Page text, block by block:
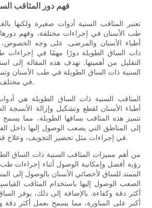
فهم دور المثاقب
تعتبر المثاقب السنية أدوات صغيرة ولكنها
طب الأسنان في إجراءات مختلفة، وفهم
أطباء الأسنان والمرضى. على وجه الخصوص،
ذات الساق الطويلة دورًا مهمًا في إجراءات
التقليل من أهميتها. تهدف هذه المقالة إلى
السنية ذات الساق الطويلة في طب الأسنان
في مختلف إجراءات طب الأسنان.
المثاقب السنية ذات الساق الطويلة هي
أطباء الأسنان لقطع وتشكيل وإزالة الأنسجة
تتميز هذه المثاقب بساقها الطويلة، مما
إلى المناطق التي يصعب الوصول إليها داخل
في إجراءات مثل تحضير التجويف، وعلاج قناة الجذر، وتحضير التاج.
من أهم مميزات المثاقب السنية ذات الساق
رؤية أفضل وإمكانية الوصول أثناء إجراءات
الممتد للساق لأخصائي الأسنان بالوصول إلى
الصعب الوصول إليها باستخدام المثاقب
أكثر دقة وكفاءة. بالإضافة إلى ذلك، يوفر
أكبر على المناورة، مما يسمح بعمل أكثر